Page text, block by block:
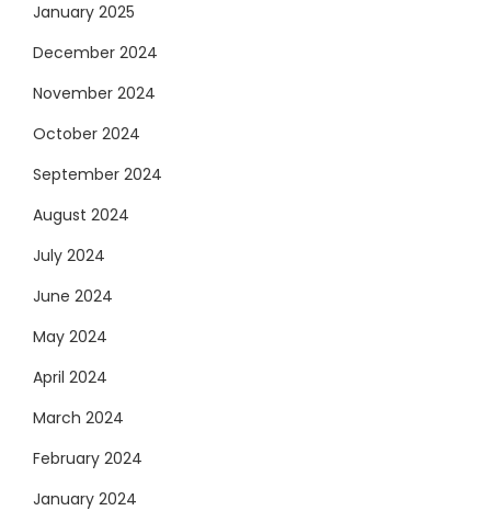
January 2025
December 2024
November 2024
October 2024
September 2024
August 2024
July 2024
June 2024
May 2024
April 2024
March 2024
February 2024
January 2024